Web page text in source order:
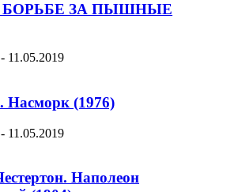
ЗА ПЫШНЫЕ
- 11.05.2019
Насморк (1976)
- 11.05.2019
Наполеон